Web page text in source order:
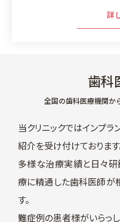
詳
歯科
全国の歯科医療機関か
当クリニックではインプ
紹介を受け付けております
多様な治療実績と日々研
療に精通した歯科医師が
す。
難症例の患者様がいらっ
換気時間・間隔・回
なっています。
歯を削るタービン（
は、患者様ごとに交
ロッパ基準のクラス
コップなどは、ディ